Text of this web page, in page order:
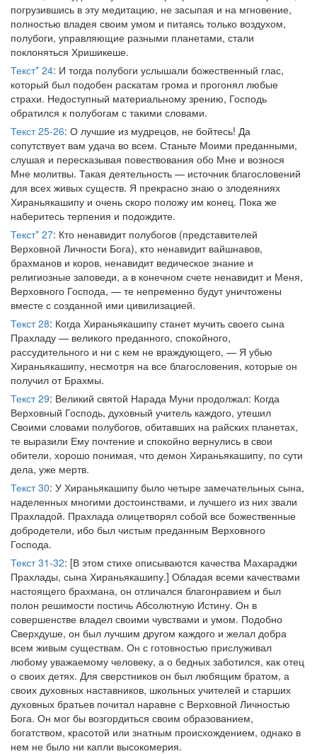
погрузившись в эту медитацию, не засыпая и на мгновение,
полностью владея своим умом и питаясь только воздухом,
полубоги, управляющие разными планетами, стали
поклоняться Хришикеше.
Текст* 24: И тогда полубоги услышали божественный глас,
который был подобен раскатам грома и прогонял любые
страхи. Недоступный материальному зрению, Господь
обратился к полубогам с такими словами.
Текст 25-26: О лучшие из мудрецов, не бойтесь! Да
сопутствует вам удача во всем. Станьте Моими преданными,
слушая и пересказывая повествования обо Мне и вознося
Мне молитвы. Такая деятельность — источник благословений
для всех живых существ. Я прекрасно знаю о злодеяниях
Хираньякашипу и очень скоро положу им конец. Пока же
наберитесь терпения и подождите.
Текст* 27: Кто ненавидит полубогов (представителей
Верховной Личности Бога), кто ненавидит вайшнавов,
брахманов и коров, ненавидит ведическое знание и
религиозные заповеди, а в конечном счете ненавидит и Меня,
Верховного Господа, — те непременно будут уничтожены
вместе с созданной ими цивилизацией.
Текст 28: Когда Хираньякашипу станет мучить своего сына
Прахладу — великого преданного, спокойного,
рассудительного и ни с кем не враждующего, — Я убью
Хираньякашипу, несмотря на все благословения, которые он
получил от Брахмы.
Текст 29: Великий святой Нарада Муни продолжал: Когда
Верховный Господь, духовный учитель каждого, утешил
Своими словами полубогов, обитавших на райских планетах,
те выразили Ему почтение и спокойно вернулись в свои
обители, хорошо понимая, что демон Хираньякашипу, по сути
дела, уже мертв.
Текст 30: У Хираньякашипу было четыре замечательных сына,
наделенных многими достоинствами, и лучшего из них звали
Прахладой. Прахлада олицетворял собой все божественные
добродетели, ибо был чистым преданным Верховного
Господа.
Текст 31-32: [В этом стихе описываются качества Махараджи
Прахлады, сына Хираньякашипу.] Обладая всеми качествами
настоящего брахмана, он отличался благонравием и был
полон решимости постичь Абсолютную Истину. Он в
совершенстве владел своими чувствами и умом. Подобно
Сверхдуше, он был лучшим другом каждого и желал добра
всем живым существам. Он с готовностью прислуживал
любому уважаемому человеку, а о бедных заботился, как отец
о своих детях. Для сверстников он был любящим братом, а
своих духовных наставников, школьных учителей и старших
духовных братьев почитал наравне с Верховной Личностью
Бога. Он мог бы возгордиться своим образованием,
богатством, красотой или знатным происхождением, однако в
нем не было ни капли высокомерия.